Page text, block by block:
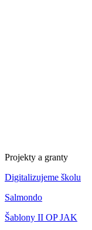
Projekty a granty
Digitalizujeme školu
Salmondo
Šablony II OP JAK